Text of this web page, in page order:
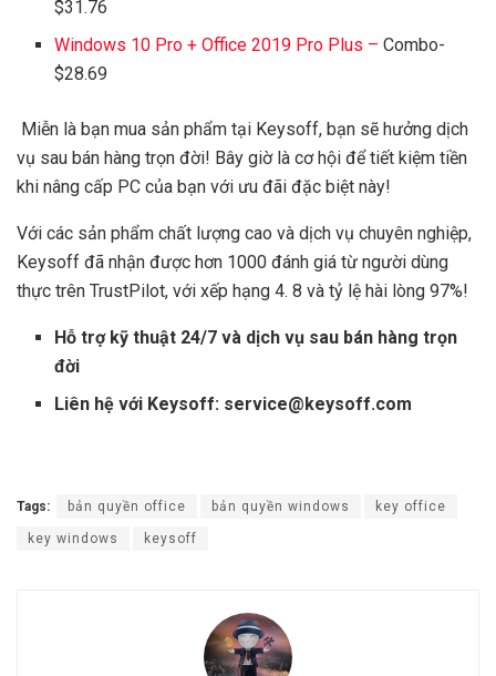
$31.76
Windows 10 Pro + Office 2019 Pro Plus –Combo-
$28.69
Miễn là bạn mua sản phẩm tại Keysoff, bạn sẽ hưởng dịch
vụ sau bán hàng trọn đời! Bây giờ là cơ hội để tiết kiệm tiền
khi nâng cấp PC của bạn với ưu đãi đặc biệt này!
Với các sản phẩm chất lượng cao và dịch vụ chuyên nghiệp,
Keysoff đã nhận được hơn 1000 đánh giá từ người dùng
thực trên TrustPilot, với xếp hạng 4. 8 và tỷ lệ hài lòng 97%!
Hỗ trợ kỹ thuật 24/7 và dịch vụ sau bán hàng trọn
đời
Liên hệ với Keysoff: service@keysoff.com
Tags: bản quyền office bản quyền windows key office
key windows keysoff